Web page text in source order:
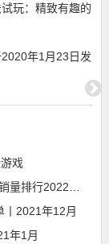
玩：精致有趣的
年1月23日发
戏
年12月28日
丨2021年12月
年1月